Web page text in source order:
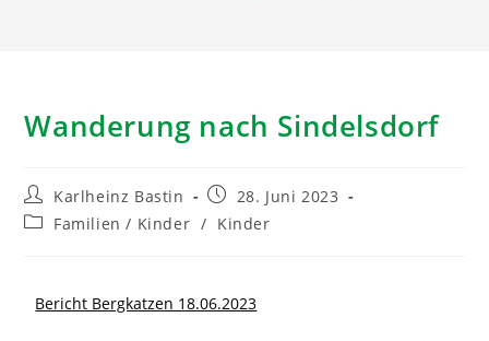
Wanderung nach Sindelsdorf
Karlheinz Bastin
28. Juni 2023
Familien / Kinder / Kinder
Bericht Bergkatzen 18.06.2023